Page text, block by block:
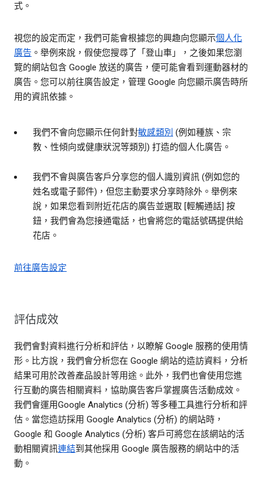
式。
視您的設定而定，我們可能會根據您的興趣向您顯示個人化
廣告 。舉例來說，假使您搜尋了「登山車」，之後如果您瀏
覽的網站包含 Google 放送的廣告，便可能會看到運動器材的
廣告。您可以前往廣告設定，管理 Google 向您顯示廣告時所
用的資訊依據。
我們不會向您顯示任何針對敏感類別 (例如種族、宗
教、性傾向或健康狀況等類別) 打造的個人化廣告。
我們不會與廣告客戶分享您的個人識別資訊 (例如您的
姓名或電子郵件)，但您主動要求分享時除外。舉例來
說，如果您看到附近花店的廣告並選取 [輕觸通話] 按
鈕，我們會為您接通電話，也會將您的電話號碼提供給
花店。
前往廣告設定
評估成效
我們會對資料進行分析和評估，以瞭解 Google 服務的使用情
形。比方說，我們會分析您在 Google 網站的造訪資料，分析
結果可用於改善產品設計等用途。此外，我們也會使用您進
行互動的廣告相關資料，協助廣告客戶掌握廣告活動成效。
我們會運用Google Analytics (分析) 等多種工具進行分析和評
估。當您造訪採用 Google Analytics (分析) 的網站時，
Google 和 Google Analytics (分析) 客戶可將您在該網站的活
動相關資訊連結到其他採用 Google 廣告服務的網站中的活
動。